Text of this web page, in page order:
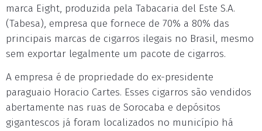
marca Eight, produzida pela Tabacaria del Este S.A.
(Tabesa), empresa que fornece de 70% a 80% das
principais marcas de cigarros ilegais no Brasil, mesmo
sem exportar legalmente um pacote de cigarros.
A empresa é de propriedade do ex-presidente
paraguaio Horacio Cartes. Esses cigarros são vendidos
abertamente nas ruas de Sorocaba e depósitos
gigantescos já foram localizados no município há